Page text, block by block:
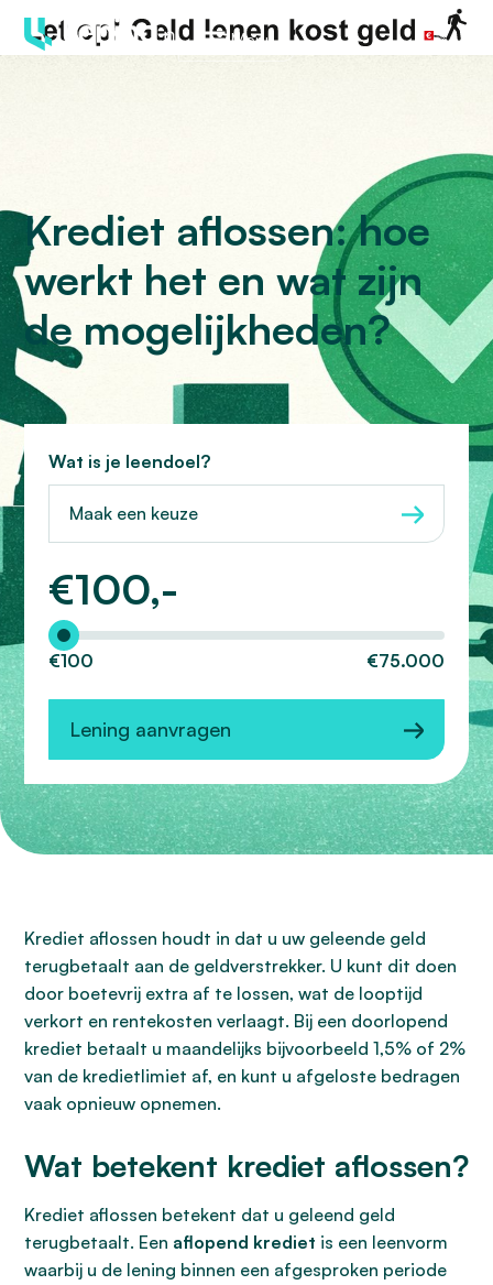
Menu
Krediet aflossen: hoe
werkt het en wat zijn
de mogelijkheden?
Wat is je leendoel?
Maak een keuze
€100,-
Hoeveel wilt u lenen?
€100 €75.000
Lening aanvragen
Krediet aflossen houdt in dat u uw geleende geld
terugbetaalt aan de geldverstrekker. U kunt dit doen
door boetevrij extra af te lossen, wat de looptijd
verkort en rentekosten verlaagt. Bij een doorlopend
krediet betaalt u maandelijks bijvoorbeeld 1,5% of 2%
van de kredietlimiet af, en kunt u afgeloste bedragen
vaak opnieuw opnemen.
Wat betekent krediet aflossen?
Krediet aflossen betekent dat u geleend geld
terugbetaalt. Een aflopend krediet is een leenvorm
waarbij u de lening binnen een afgesproken periode